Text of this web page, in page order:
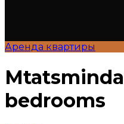
Аренда квартиры
bedrooms